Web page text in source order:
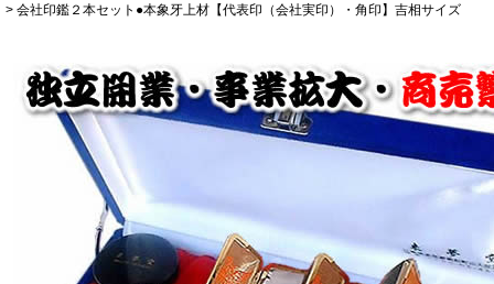
会社印鑑２本セット●本象牙上材【代表印（会社実印）・角印】吉相サイズ